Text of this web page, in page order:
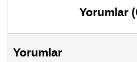
Yorumlar
Yorumlar